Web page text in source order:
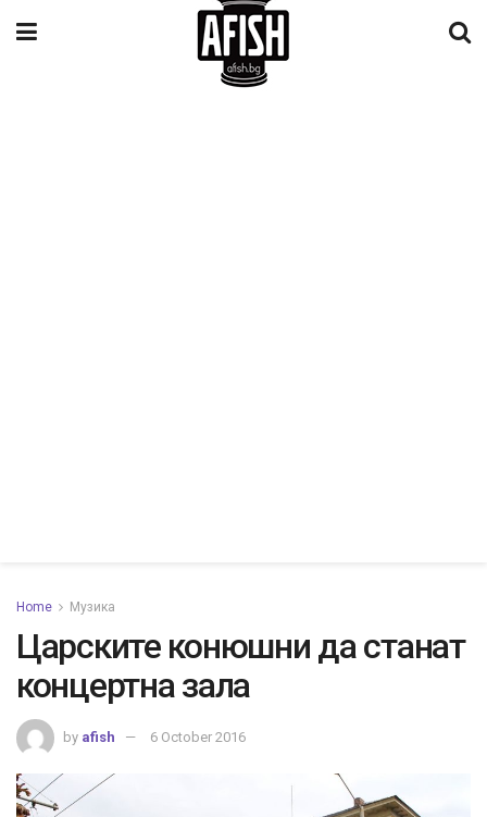
Home Музика
Царските конюшни да станат
концертна зала
by afish 6 October 2016